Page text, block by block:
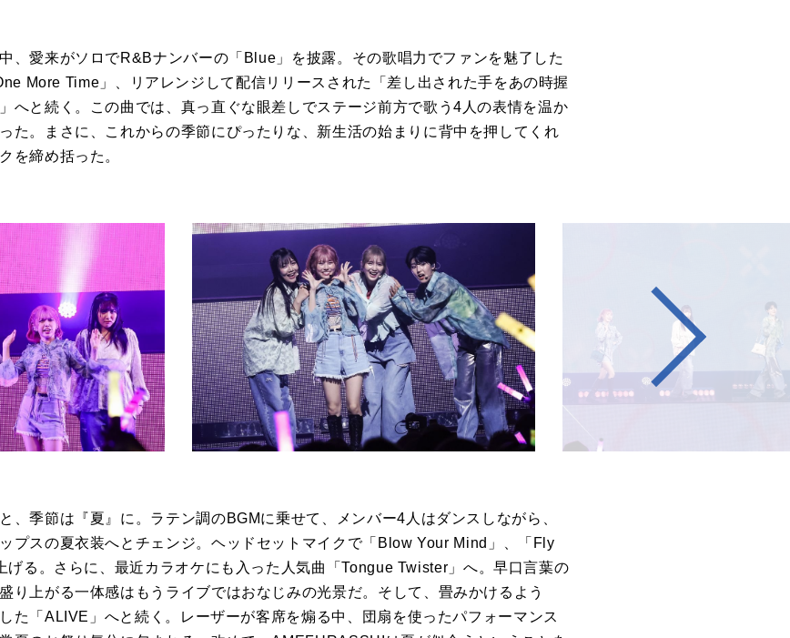
、愛来がソロでR&Bナンバーの「 Blue」
を披露。その歌唱力でファンを魅了した
More Time」
、リアレンジして配信リリースされた「差し出された手をあの時握
へと続く。この曲では、真っ直ぐな眼差しでステージ前方で歌う4 人の表情を温か
た。まさに、これからの季節にぴったりな、新生活の始まりに背中を押してくれ
を締め括った。
、季節は『夏』に。ラテン調のBGMに乗せて、メンバー4 人はダンスしながら、
プスの夏衣装へとチェンジ。ヘッドセットマイクで「 Blow Your Mind」 、「 Fly
げる。さらに、最近カラオケにも入った人気曲「Tongue Twister」 へ。早口言葉の
り上がる一体感はもうライブではおなじみの光景だ。そして、畳みかけるよう
た「 ALIVE」 へと続く。レーザーが客席を煽る中、団扇を使ったパフォーマンス